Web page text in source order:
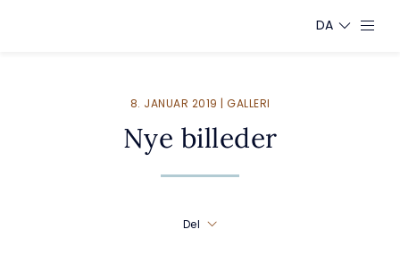
DA
8. JANUAR 2019 | GALLERI
Nye billeder
Del